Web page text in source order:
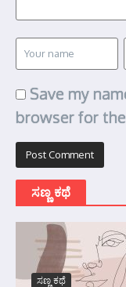
Save my
browser for
ಸಣ್ಣ ಕಥೆ
ಸಣ್ಣ ಕಥೆ